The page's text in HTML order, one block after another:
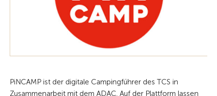
PiNCAMP ist der digitale Campingführer des TCS in
Zusammenarbeit mit dem ADAC. Auf der Plattform lassen